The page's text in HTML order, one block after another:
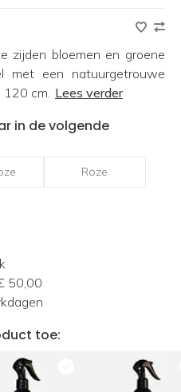
zijden bloemen en groene
met een natuurgetrouwe
120 cm. Lees verder
in de volgende
Roze
50,00
toe: